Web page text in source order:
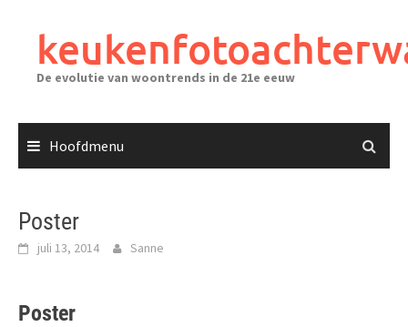
inhoudDe evolutie van woontrends in de 21e eeuw
Hoofdmenu
Poster
juli 13, 2014 Sanne
Poster